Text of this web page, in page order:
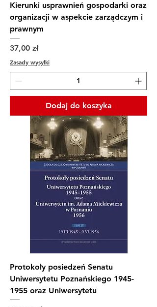
Kierunki usprawnień gospodarki oraz
organizacji w aspekcie zarządczym i
prawnym
Cena
37,00 zł
Zasady wysyłki
Dodaj do koszyka
Protokoły posiedzeń Senatu
Uniwersytetu Poznańskiego 1945-
1955 oraz Uniwersytetu